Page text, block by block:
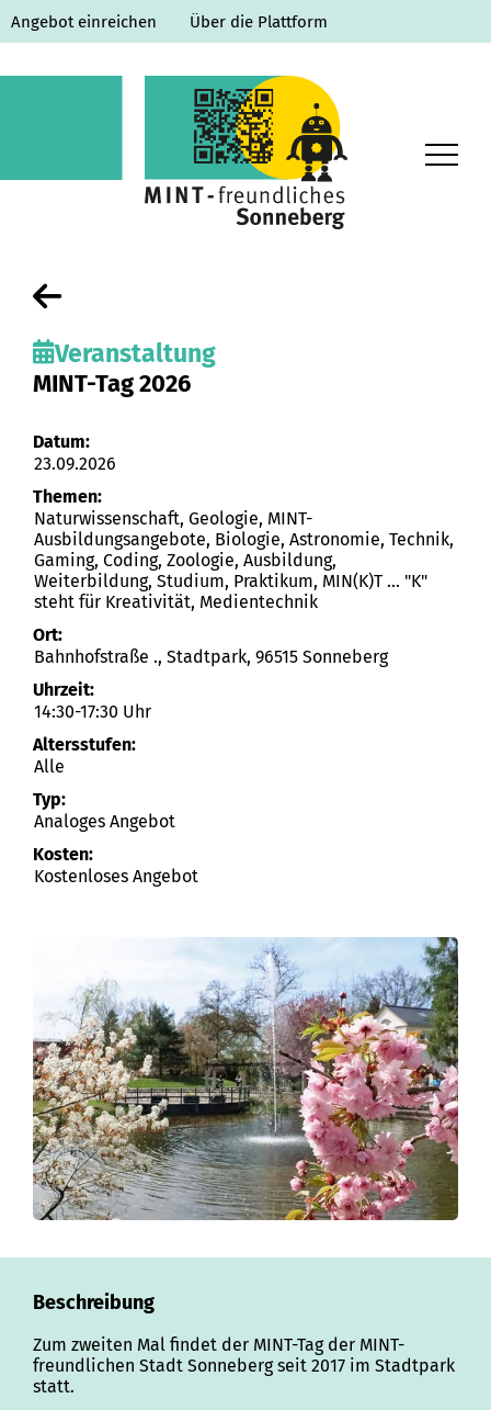
Angebot einreichen Über die Plattform
Ausbildung & Studium
Veranstaltung
MINT-Tag 2026
Datum:
23.09.2026
Themen:
Naturwissenschaft, Geologie, MINT-
Ausbildungsangebote, Biologie, Astronomie, Technik,
Gaming, Coding, Zoologie, Ausbildung,
Weiterbildung, Studium, Praktikum, MIN(K)T ... "K"
steht für Kreativität, Medientechnik
Ort:
Bahnhofstraße ., Stadtpark, 96515 Sonneberg
Uhrzeit:
14:30-17:30 Uhr
Altersstufen:
Alle
Typ:
Analoges Angebot
Kosten:
Kostenloses Angebot
Beschreibung
Zum zweiten Mal findet der MINT-Tag der MINT-
freundlichen Stadt Sonneberg seit 2017 im Stadtpark
statt.